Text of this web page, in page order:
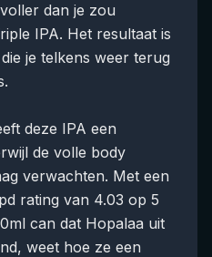
dan je zou
IPA. Het resultaat is
je telkens weer terug
deze IPA een
de volle body
verwachten. Met een
rating van 4.03 op 5
can dat Hopalaa uit
weet hoe ze een